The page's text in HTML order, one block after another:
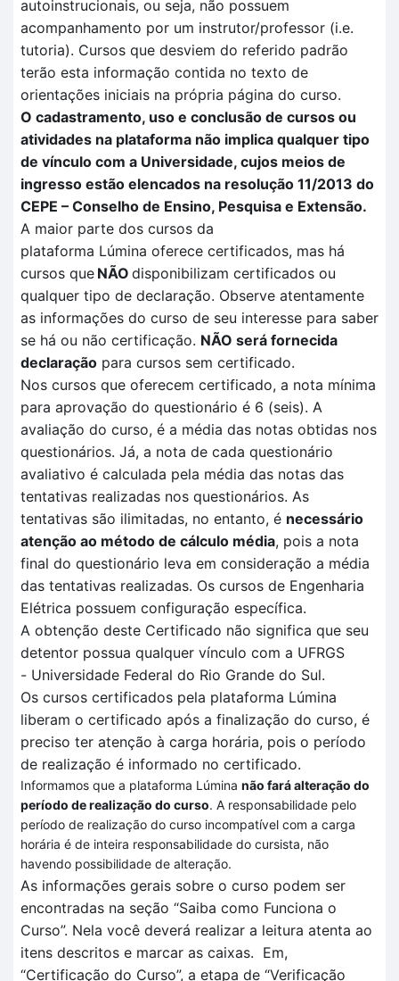
autoinstrucionais, ou seja, não possuem
acompanhamento por um instrutor/professor (i.e.
tutoria). Cursos que desviem do referido padrão
terão esta informação contida no texto de
orientações iniciais na própria página do curso.
O cadastramento, uso e conclusão de cursos ou
atividades na plataforma não implica qualquer tipo
de vínculo com a Universidade, cujos meios de
ingresso estão elencados na resolução 11/2013 do
CEPE – Conselho de Ensino, Pesquisa e Extensão.
A maior parte dos cursos da
plataforma Lúmina oferece certificados, mas há
cursos que NÃO disponibilizam certificados ou
qualquer tipo de declaração. Observe atentamente
as informações do curso de seu interesse para saber
se há ou não certificação. NÃO será fornecida
declaração para cursos sem certificado.
Nos cursos que oferecem certificado, a nota mínima
para aprovação do questionário é 6 (seis). A
avaliação do curso, é a média das notas obtidas nos
questionários. Já, a nota de cada questionário
avaliativo é calculada pela média das notas das
tentativas realizadas nos questionários. As
tentativas são ilimitadas, no entanto, é necessário
atenção ao método de cálculo média, pois a nota
final do questionário leva em consideração a média
das tentativas realizadas. Os cursos de Engenharia
Elétrica possuem configuração específica.
A obtenção deste Certificado não significa que seu
detentor possua qualquer vínculo com a UFRGS
- Universidade Federal do Rio Grande do Sul.
Os cursos certificados pela plataforma Lúmina
liberam o certificado após a finalização do curso, é
preciso ter atenção à carga horária, pois o período
de realização é informado no certificado.
Informamos que a plataforma Lúmina não fará alteração do
período de realização do curso. A responsabilidade pelo
período de realização do curso incompatível com a carga
horária é de inteira responsabilidade do cursista, não
havendo possibilidade de alteração.
As informações gerais sobre o curso podem ser
encontradas na seção “Saiba como Funciona o
Curso”. Nela você deverá realizar a leitura atenta ao
itens descritos e marcar as caixas. Em,
“Certificação do Curso”, a etapa de “Verificação